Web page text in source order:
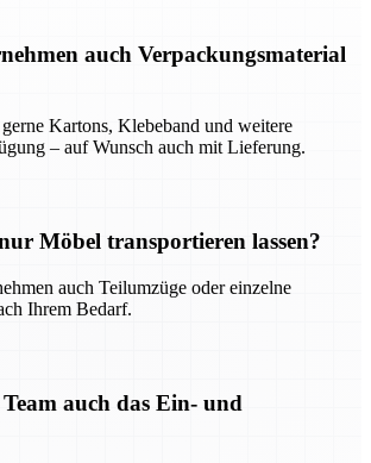
auch Verpackungsmaterial
Kartons, Klebeband und weitere
– auf Wunsch auch mit Lieferung.
Möbel transportieren lassen?
auch Teilumzüge oder einzelne
Ihrem Bedarf.
auch das Ein- und